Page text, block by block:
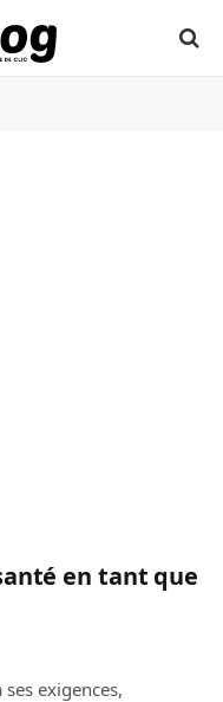
en tant que
exigences,